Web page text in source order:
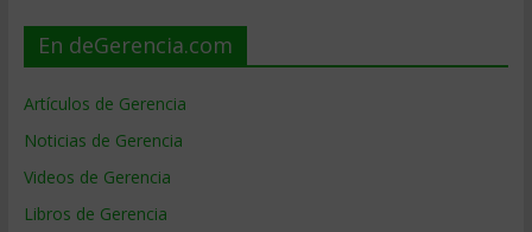
En deGerencia.com
Artículos de Gerencia
Noticias de Gerencia
Videos de Gerencia
Libros de Gerencia